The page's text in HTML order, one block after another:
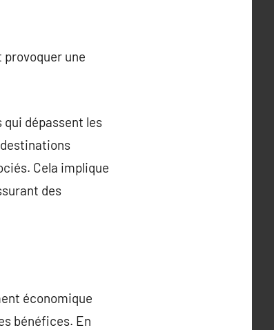
une
dépassent les
Cela implique
des
économique
bénéfices. En